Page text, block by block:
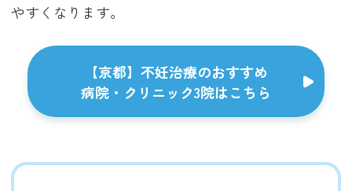
やすくなります。
【京都】不妊治療のおすすめ
病院・クリニック3院はこちら